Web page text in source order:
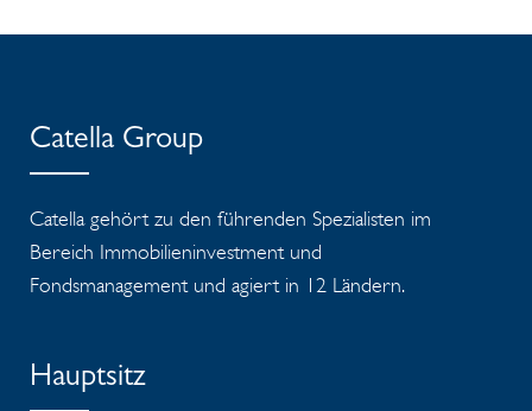
Catella Group
Catella gehört zu den führenden Spezialisten im
Bereich Immobilieninvestment und
Fondsmanagement und agiert in 12 Ländern.
Hauptsitz